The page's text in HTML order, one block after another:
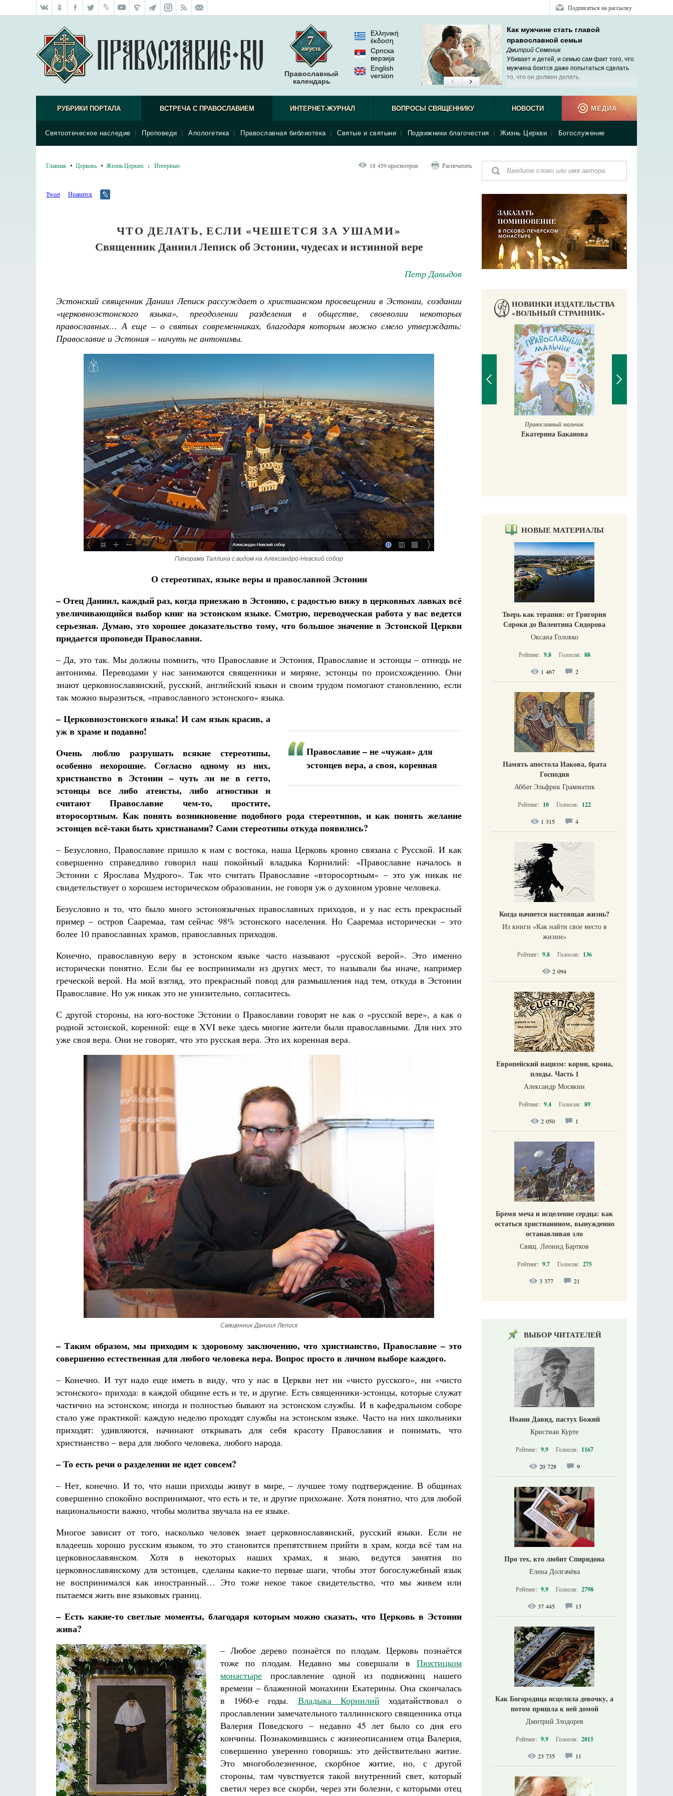
Подписаться на рассылку
Православный
календарь
Ελληνική
έκδοση
Српска
верзиjа
English
version
Как мужчине стать главой
православной семьи
Дмитрий Семеник
Убивает и детей, и семью сам факт того, что
мужчина боится даже попытаться сделать
то, что он должен делать.
РУБРИКИ ПОРТАЛА ВСТРЕЧА С ПРАВОСЛАВИЕМ
Святоотеческое наследие Проповеди Апологетика Православная библиотека Святые и святыни Подвижники благочестия Жизнь Церкви Богослужение
ИНТЕРНЕТ-ЖУРНАЛ ВОПРОСЫ СВЯЩЕННИКУ НОВОСТИ МЕДИА
Главная Церковь Жизнь Церкви : Интервью 18 459 просмотров Распечатать
Tweet Нравится
ЧТО ДЕЛАТЬ, ЕСЛИ «ЧЕШЕТСЯ ЗА УШАМИ»
Священник Даниил Леписк об Эстонии, чудесах и истинной вере
Петр Давыдов
Эстонский священник Даниил Леписк рассуждает о христианском просвещении в Эстонии, создании
«церковноэстонского языка», преодолении разделения в обществе, своеволии некоторых
православных… А еще – о святых современниках, благодаря которым можно смело утверждать:
Православие и Эстония – ничуть не антонимы.
Панорама Таллина с видом на Александро-Невский собор
О стереотипах, языке веры и православной Эстонии
– Отец Даниил, каждый раз, когда приезжаю в Эстонию, с радостью вижу в церковных лавках всё
увеличивающийся выбор книг на эстонском языке. Смотрю, переводческая работа у вас ведется
серьезная. Думаю, это хорошее доказательство тому, что большое значение в Эстонской Церкви
придается проповеди Православия.
– Да, это так. Мы должны помнить, что Православие и Эстония, Православие и эстонцы – отнюдь не
антонимы. Переводами у нас занимаются священники и миряне, эстонцы по происхождению. Они
знают церковнославянский, русский, английский языки и своим трудом помогают становлению, если
так можно выразиться, «православного эстонского» языка.
Православие – не «чужая» для
эстонцев вера, а своя, коренная
– Церковноэстонского языка! И сам язык красив, а
уж в храме и подавно!
Очень люблю разрушать всякие стереотипы,
особенно нехорошие. Согласно одному из них,
христианство в Эстонии – чуть ли не в гетто,
эстонцы все либо атеисты, либо агностики и
считают Православие чем-то, простите,
второсортным. Как понять возникновение подобного рода стереотипов, и как понять желание
эстонцев всё-таки быть христианами? Сами стереотипы откуда появились?
– Безусловно, Православие пришло к нам с востока, наша Церковь кровно связана с Русской. И как
совершенно справедливо говорил наш покойный владыка Корнилий: «Православие началось в
Эстонии с Ярослава Мудрого». Так что считать Православие «второсортным» – это уж никак не
свидетельствует о хорошем историческом образовании, не говоря уж о духовном уровне человека.
Безусловно и то, что было много эстоноязычных православных приходов, и у нас есть прекрасный
пример – остров Сааремаа, там сейчас 98% эстонского населения. Но Сааремаа исторически – это
более 10 православных храмов, православных приходов.
Конечно, православную веру в эстонском языке часто называют «русской верой». Это именно
исторически понятно. Если бы ее воспринимали из других мест, то называли бы иначе, например
греческой верой. На мой взгляд, это прекрасный повод для размышления над тем, откуда в Эстонии
Православие. Но уж никак это не унизительно, согласитесь.
С другой стороны, на юго-востоке Эстонии о Православии говорят не как о «русской вере», а как о
родной эстонской, коренной: еще в XVI веке здесь многие жители были православными. Для них это
уже своя вера. Они не говорят, что это русская вера. Это их коренная вера.
Священник Даниил Леписк
– Таким образом, мы приходим к здоровому заключению, что христианство, Православие – это
совершенно естественная для любого человека вера. Вопрос просто в личном выборе каждого.
– Конечно. И тут надо еще иметь в виду, что у нас в Церкви нет ни «чисто русского», ни «чисто
эстонского» прихода: в каждой общине есть и те, и другие. Есть священники-эстонцы, которые служат
частично на эстонском; иногда и полностью бывают на эстонском службы. И в кафедральном соборе
стало уже практикой: каждую неделю проходят службы на эстонском языке. Часто на них школьники
приходят: удивляются, начинают открывать для себя красоту Православия и понимать, что
христианство – вера для любого человека, любого народа.
– То есть речи о разделении не идет совсем?
– Нет, конечно. И то, что наши приходы живут в мире, – лучшее тому подтверждение. В общинах
совершенно спокойно воспринимают, что есть и те, и другие прихожане. Хотя понятно, что для любой
национальности важно, чтобы молитва звучала на ее языке.
Многое зависит от того, насколько человек знает церковнославянский, русский языки. Если не
владеешь хорошо русским языком, то это становится препятствием прийти в храм, когда всё там на
церковнославянском. Хотя в некоторых наших храмах, я знаю, ведутся занятия по
церковнославянскому для эстонцев, сделаны какие-то первые шаги, чтобы этот богослужебный язык
не воспринимался как иностранный… Это тоже некое такое свидетельство, что мы живем или
пытаемся жить вне языковых границ.
– Есть какие-то светлые моменты, благодаря которым можно сказать, что Церковь в Эстонии
жива?
– Любое дерево познаётся по плодам. Церковь познаётся
тоже по плодам. Недавно мы совершали в Пюхтицком
монастыре прославление одной из подвижниц нашего
времени – блаженной монахини Екатерины. Она скончалась
в 1960-е годы. Владыка Корнилий ходатайствовал о
прославлении замечательного таллиннского священника отца
Валерия Поведского – недавно 45 лет было со дня его
кончины. Познакомившись с жизнеописанием отца Валерия,
совершенно уверенно говоришь: это действительно житие.
Это многоболезненное, скорбное житие, но, с другой
стороны, там чувствуется такой внутренний свет, который
светил через все скорби, через эти болезни, с которыми отец
НОВИНКИ ИЗДАТЕЛЬСТВА
«ВОЛЬНЫЙ СТРАННИК»
Великомученик Георгий Победоносец. Научись у
святого
Роман Котов Чего ждет от нас Бог. 10 заповедей Божиих
Святитель Николай Сербский
Православный мальчик
Екатерина Баканова
НОВЫЕ МАТЕРИАЛЫ
Тверь как терапия: от Григория
Сороки до Валентина Сидорова
Оксана Головко
Рейтинг: 9.8 Голосов: 88
1 467 2
Память апостола Иакова, брата
Господня
Аббат Эльфрик Грамматик
Рейтинг: 10 Голосов: 122
1 315 4
Когда начнется настоящая жизнь?
Из книги «Как найти свое место в
жизни​»
Рейтинг: 9.8 Голосов: 136
2 094
Европейский нацизм: корни, крона,
плоды. Часть 1
Александр Мосякин
Рейтинг: 9.4 Голосов: 89
2 050 1
Бремя меча и исцеление сердца: как
остаться христианином, вынужденно
останавливая зло
Свящ. Леонид Бартков
Рейтинг: 9.7 Голосов: 275
3 377 21
ВЫБОР ЧИТАТЕЛЕЙ
Иоанн Давид, пастух Божий
Кристиан Курте
Рейтинг: 9.9 Голосов: 1167
20 728 9
Про тех, кто любит Спиридона
Елена Долгачёва
Рейтинг: 9.9 Голосов: 2798
37 445 13
Как Богородица исцелила девочку, а
потом пришла к ней домой
Дмитрий Злодорев
Рейтинг: 9.9 Голосов: 2015
23 735 11